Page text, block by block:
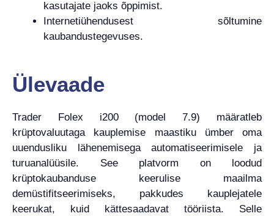
kasutajate jaoks õppimist.
Internetiühendusest sõltumine
kaubandustegevuses.
Ülevaade
Trader Folex i200 (model 7.9) määratleb
krüptovaluutaga kauplemise maastiku ümber oma
uuendusliku lähenemisega automatiseerimisele ja
turuanalüüsile. See platvorm on loodud
krüptokaubanduse keerulise maailma
demüstifitseerimiseks, pakkudes kauplejatele
keerukat, kuid kättesaadavat tööriista. Selle